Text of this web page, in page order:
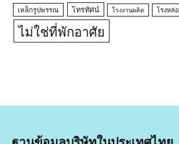
เหล็กรูปพรรณ โทรทัศน์ โรงงานผลิต โรงหล่อ
ไม่ใช่ที่พักอาศัย